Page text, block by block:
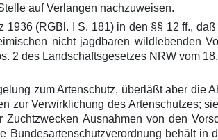
auf Verlangen nachzuweisen.
(RGBl. I S. 181) in den §§ 12 ff.,
nicht jagdbaren wildlebenden
2 des Landschaftsgesetzes NRW vom
zum Artenschutz, überläßt aber die
zur Verwirklichung des Artenschutzes;
Ausnahmen von den
Bundesartenschutzverordnung behält in